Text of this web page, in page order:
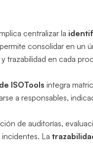
centralizar la
consolidar en un
trazabilidad en cada
ISOTools integra
a responsables,
de auditorías,
La